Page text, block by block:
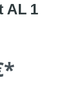
AL 1